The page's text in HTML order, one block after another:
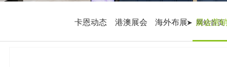
专卖店
馆
题展
2010/2018 关于卡恩
网站首页
卡恩动态 港澳展会 海外布展 展会营